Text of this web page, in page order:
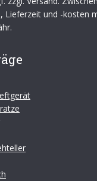
Lieferzeit und -kosten